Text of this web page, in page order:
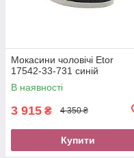
Мокасини чоловічі Etor
17542-33-731 синій
В наявності
3 915 ₴ 4 350 ₴
Купити